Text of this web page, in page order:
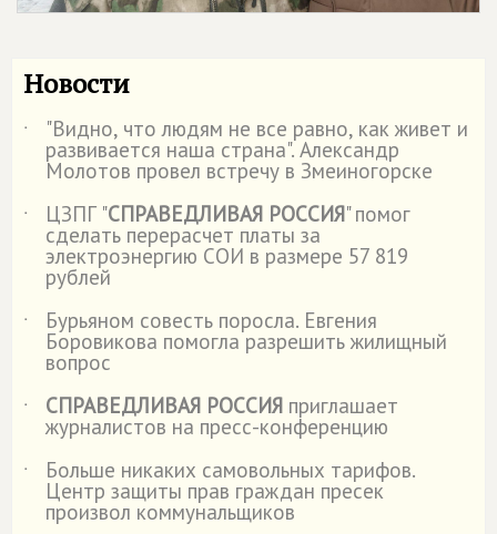
Новости
˙ "Видно, что людям не все равно, как живет и
развивается наша страна". Александр
Молотов провел встречу в Змеиногорске
˙
ЦЗПГ "СПРАВЕДЛИВАЯ РОССИЯ" помог
сделать перерасчет платы за
электроэнергию СОИ в размере 57 819
рублей
˙
Бурьяном совесть поросла. Евгения
Боровикова помогла разрешить жилищный
вопрос
˙
СПРАВЕДЛИВАЯ РОССИЯ приглашает
журналистов на пресс-конференцию
˙
Больше никаких самовольных тарифов.
Центр защиты прав граждан пресек
произвол коммунальщиков